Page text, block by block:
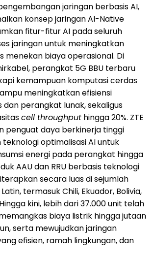
jaringan berbasis AI,
konsep jaringan AI-Native
fitur-fitur AI pada seluruh
jaringan untuk meningkatkan
menekan biaya operasional. Di
perangkat 5G BBU terbaru
kemampuan komputasi cerdas
meningkatkan efisiensi
perangkat lunak, sekaligus
cell throughput hingga 20%. ZTE
penguat daya berkinerja tinggi
optimalisasi AI untuk
energi pada perangkat hingga
AAU dan RRU berbasis teknologi
secara luas di sejumlah
termasuk Chili, Ekuador, Bolivia,
kini, lebih dari 37.000 unit telah
biaya listrik hingga jutaan
serta mewujudkan jaringan
efisien, ramah lingkungan, dan